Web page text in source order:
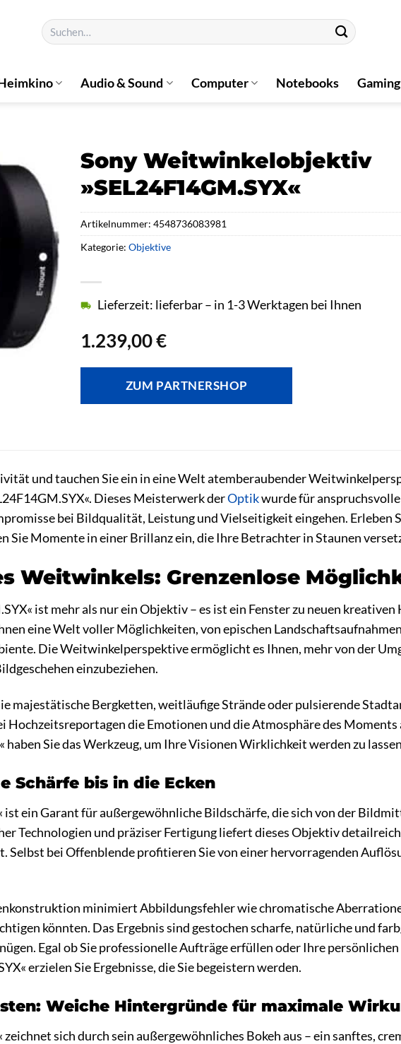
Suchen
nach:
Audio & Sound Computer Notebooks Gaming
Sony Weitwinkelobjektiv
»SEL24F14GM.SYX«
1.239,00€
Lieferzeit: lieferbar – in 1-3 Werktagen bei Ihnen
ZUM PARTNERSHOP
Artikelnummer:4548736083981
Kategorie:Objektive
und tauchen Sie ein in eine Welt atemberaubender
Dieses Meisterwerk derOptikwurde für
bei Bildqualität, Leistung und Vielseitigkeit eingehen. Erleben
Sie Momente in einer Brillanz ein, die Ihre Betrachter in Staunen
Weitwinkels: Grenzenlose
ist mehr als nur ein Objektiv – es ist ein Fenster zu neuen
eine Welt voller Möglichkeiten, von epischen
Die Weitwinkelperspektive ermöglicht es Ihnen, mehr von der
einzubeziehen.
majestätische Bergketten, weitläufige Strände oder pulsierende
Hochzeitsreportagen die Emotionen und die Atmosphäre des
haben Sie das Werkzeug, um Ihre Visionen Wirklichkeit werden zu
Schärfe bis in die Ecken
ist ein Garant für außergewöhnliche Bildschärfe, die sich von der
Technologien und präziser Fertigung liefert dieses Objektiv
Selbst bei Offenblende profitieren Sie von einer hervorragenden
minimiert Abbildungsfehler wie chromatische
könnten. Das Ergebnis sind gestochen scharfe, natürliche und
Egal ob Sie professionelle Aufträge erfüllen oder Ihre
erzielen Sie Ergebnisse, die Sie begeistern werden.
Weiche Hintergründe für maximale
zeichnet sich durch sein außergewöhnliches Bokeh aus – ein sanftes,